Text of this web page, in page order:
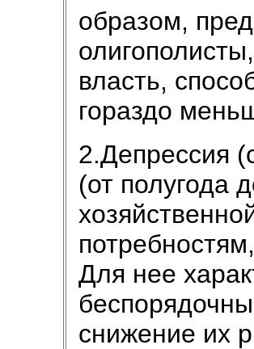
образом,
власть,
гораздо
2.Депрессия
(от полугода
Для нее
снижение их